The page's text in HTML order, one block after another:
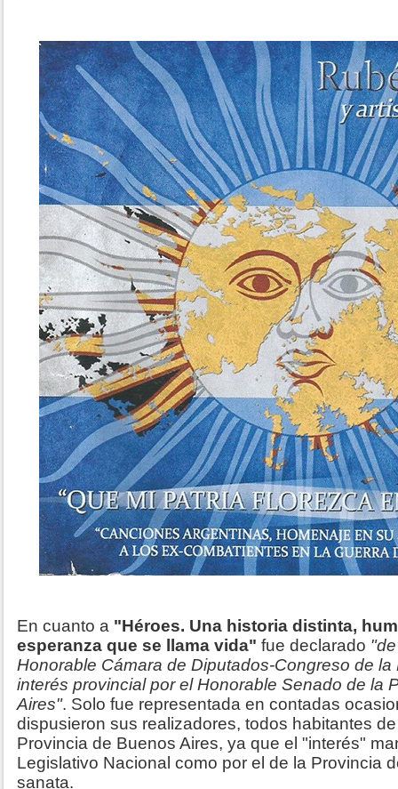
En cuanto a "Héroes. Una historia distinta,
esperanza que se llama vida" fue declarado
Honorable Cámara de Diputados-Congreso de la
interés provincial por el Honorable Senado de la
Aires". Solo fue representada en contadas
dispusieron sus realizadores, todos habitantes
Provincia de Buenos Aires, ya que el "interés"
Legislativo Nacional como por el de la Provincia
sanata.